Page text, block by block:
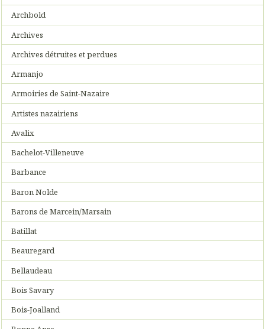
Archbold
Archives
Archives détruites et perdues
Armanjo
Armoiries de Saint-Nazaire
Artistes nazairiens
Avalix
Bachelot-Villeneuve
Barbance
Baron Nolde
Barons de Marcein/Marsain
Batillat
Beauregard
Bellaudeau
Bois Savary
Bois-Joalland